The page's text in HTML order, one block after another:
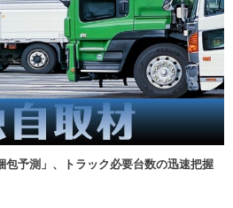
包予測」、トラック必要台数の迅速把握